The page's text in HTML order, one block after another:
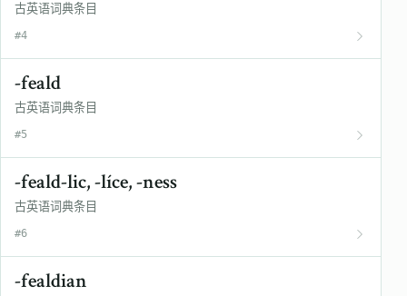
古英语词典条目
#4
-feald
古英语词典条目
#5
-feald-lic, -líce, -ness
古英语词典条目
#6
-fealdian